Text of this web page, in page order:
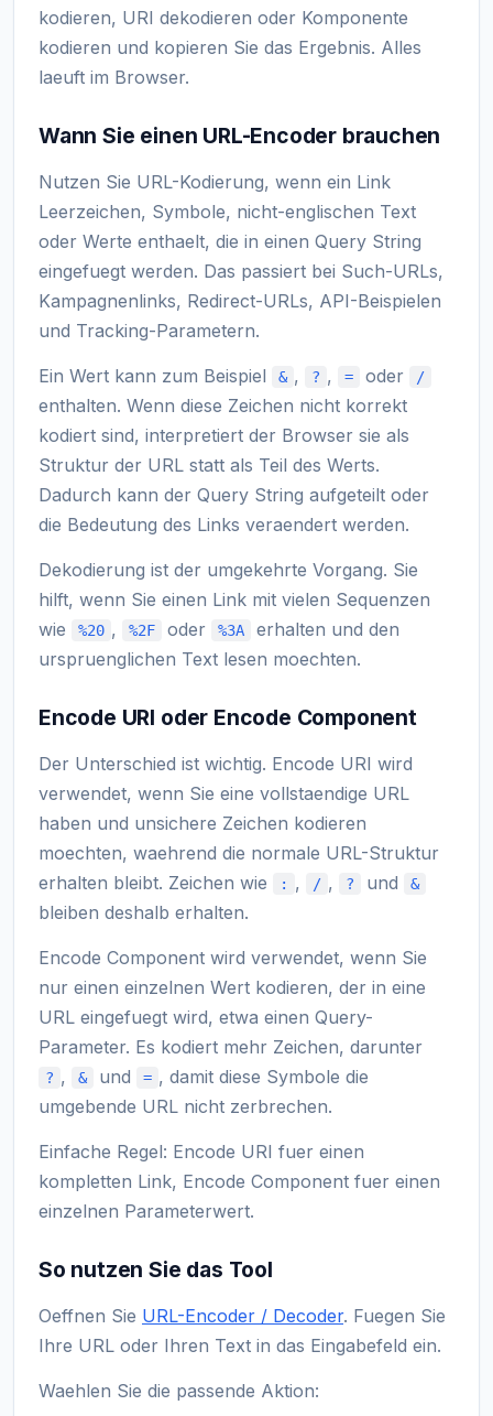
kodieren, URI dekodieren oder Komponente
kodieren und kopieren Sie das Ergebnis. Alles
laeuft im Browser.
Wann Sie einen URL-Encoder brauchen
Nutzen Sie URL-Kodierung, wenn ein Link
Leerzeichen, Symbole, nicht-englischen Text
oder Werte enthaelt, die in einen Query String
eingefuegt werden. Das passiert bei Such-URLs,
Kampagnenlinks, Redirect-URLs, API-Beispielen
und Tracking-Parametern.
Ein Wert kann zum Beispiel & , ? , = oder /
enthalten. Wenn diese Zeichen nicht korrekt
kodiert sind, interpretiert der Browser sie als
Struktur der URL statt als Teil des Werts.
Dadurch kann der Query String aufgeteilt oder
die Bedeutung des Links veraendert werden.
Dekodierung ist der umgekehrte Vorgang. Sie
hilft, wenn Sie einen Link mit vielen Sequenzen
wie
%20 , %2F oder %3A
erhalten und den
urspruenglichen Text lesen moechten.
Encode URI oder Encode Component
Der Unterschied ist wichtig. Encode URI wird
verwendet, wenn Sie eine vollstaendige URL
haben und unsichere Zeichen kodieren
moechten, waehrend die normale URL-Struktur
erhalten bleibt. Zeichen wie
: , / , ? und &
bleiben deshalb erhalten.
Encode Component wird verwendet, wenn Sie
nur einen einzelnen Wert kodieren, der in eine
URL eingefuegt wird, etwa einen Query-
Parameter. Es kodiert mehr Zeichen, darunter
? , & und = , damit diese Symbole die
umgebende URL nicht zerbrechen.
Einfache Regel: Encode URI fuer einen
kompletten Link, Encode Component fuer einen
einzelnen Parameterwert.
So nutzen Sie das Tool
Oeffnen Sie URL-Encoder / Decoder. Fuegen Sie
Ihre URL oder Ihren Text in das Eingabefeld ein.
Waehlen Sie die passende Aktion: